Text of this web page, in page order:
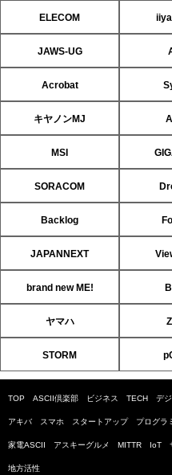
ELECOM
JAWS-UG
Acrobat
キヤノンMJ
MSI
SORACOM
Backlog
JAPANNEXT
brand new ME!
ヤマハ
STORM
TOP ASCII倶楽部 ビジネス TECH デ
アキバ スマホ スタートアップ プログラ
家電ASCII アスキーグルメ MITTR IoT
地方活性